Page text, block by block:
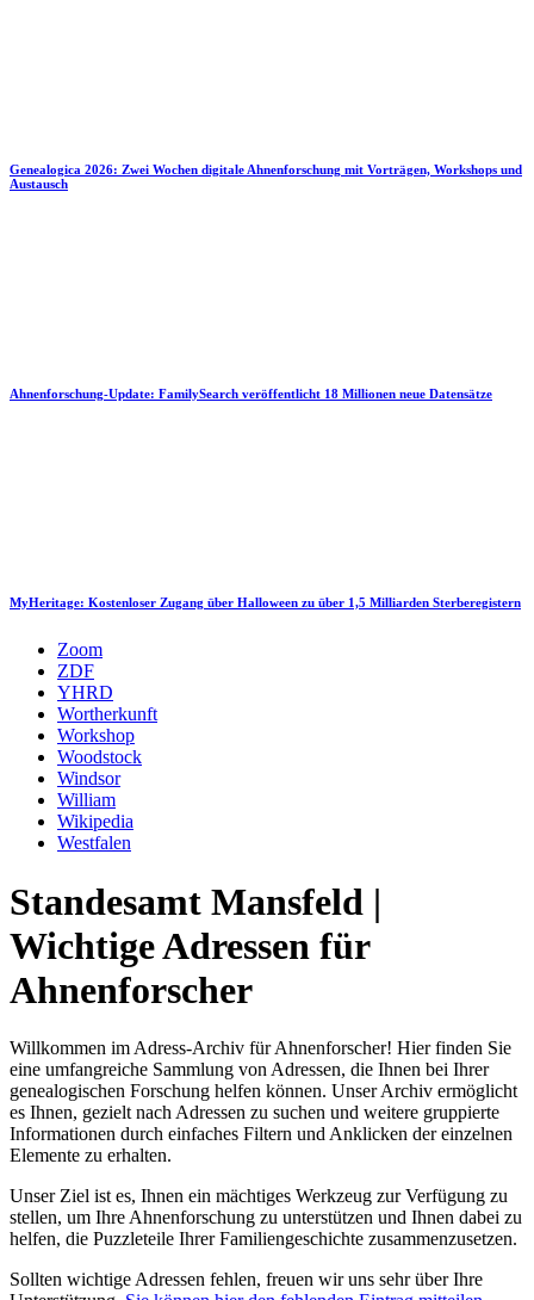
Genealogica 2026: Zwei Wochen digitale Ahnenforschung mit Vorträgen, Workshops und
Austausch
Ahnenforschung-Update: FamilySearch veröffentlicht 18 Millionen neue Datensätze
MyHeritage: Kostenloser Zugang über Halloween zu über 1,5 Milliarden Sterberegistern
Zoom
ZDF
YHRD
Wortherkunft
Workshop
Woodstock
Windsor
William
Wikipedia
Westfalen
Standesamt Mansfeld |
Wichtige Adressen für
Ahnenforscher
Willkommen im Adress-Archiv für Ahnenforscher! Hier finden Sie
eine umfangreiche Sammlung von Adressen, die Ihnen bei Ihrer
genealogischen Forschung helfen können. Unser Archiv ermöglicht
es Ihnen, gezielt nach Adressen zu suchen und weitere gruppierte
Informationen durch einfaches Filtern und Anklicken der einzelnen
Elemente zu erhalten.
Unser Ziel ist es, Ihnen ein mächtiges Werkzeug zur Verfügung zu
stellen, um Ihre Ahnenforschung zu unterstützen und Ihnen dabei zu
helfen, die Puzzleteile Ihrer Familiengeschichte zusammenzusetzen.
Sollten wichtige Adressen fehlen, freuen wir uns sehr über Ihre